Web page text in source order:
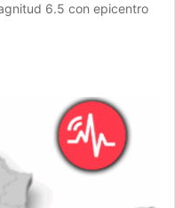
6.5 con epicentro